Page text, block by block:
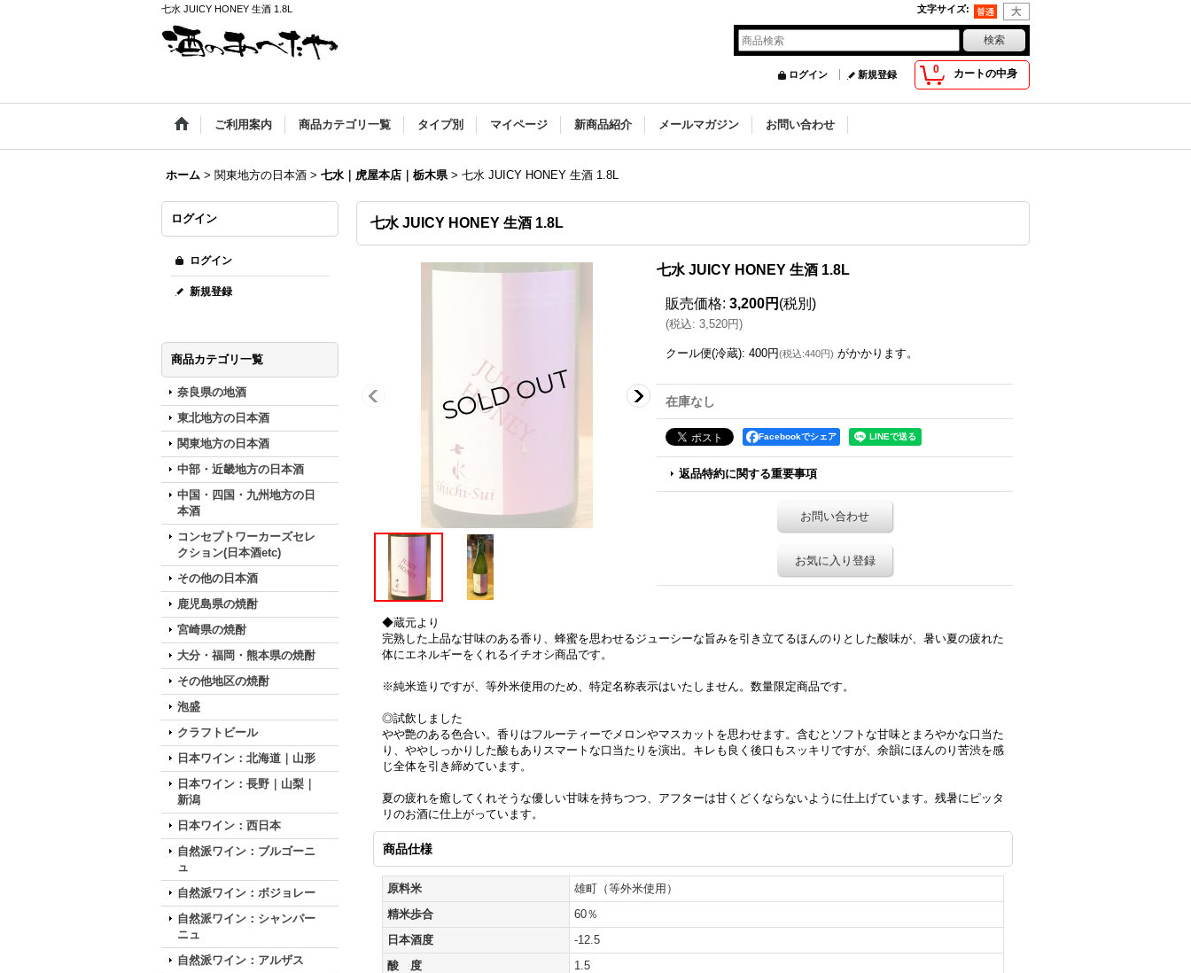
七水 JUICY HONEY 生酒 1.8L 文字サイズ:
0 カートの中身
ログイン 新規登録
ご利用案内 商品カテゴリ一覧 タイプ別 マイページ 新商品紹介 メールマガジン お問い合わせ
ホーム > 関東地方の日本酒 > 七水｜虎屋本店｜栃木県 > 七水 JUICY HONEY 生酒 1.8L
ログイン
ログイン
新規登録
商品カテゴリ一覧
奈良県の地酒
東北地方の日本酒
関東地方の日本酒
中部・近畿地方の日本酒
中国・四国・九州地方の日
本酒
コンセプトワーカーズセレ
クション(日本酒etc)
その他の日本酒
鹿児島県の焼酎
宮崎県の焼酎
大分・福岡・熊本県の焼酎
その他地区の焼酎
泡盛
クラフトビール
日本ワイン：北海道｜山形
日本ワイン：長野｜山梨｜
新潟
日本ワイン：西日本
自然派ワイン：ブルゴーニ
ュ
自然派ワイン：ボジョレー
自然派ワイン：シャンパー
ニュ
自然派ワイン：アルザス
七水 JUICY HONEY 生酒 1.8L
七水 JUICY HONEY 生酒 1.8L
販売価格: 3,200円 (税別)
(税込: 3,520円)
クール便(冷蔵): 400円(税込:440円) がかかります。
在庫なし
Facebookでシェア
返品特約に関する重要事項
お問い合わせ
お気に入り登録
◆蔵元より
完熟した上品な甘味のある香り、蜂蜜を思わせるジューシーな旨みを引き立てるほんのりとした酸味が、暑い夏の疲れた
体にエネルギーをくれるイチオシ商品です。
※純米造りですが、等外米使用のため、特定名称表示はいたしません。数量限定商品です。
◎試飲しました
やや艶のある色合い。香りはフルーティーでメロンやマスカットを思わせます。含むとソフトな甘味とまろやかな口当た
り、ややしっかりした酸もありスマートな口当たりを演出。キレも良く後口もスッキリですが、余韻にほんのり苦渋を感
じ全体を引き締めています。
夏の疲れを癒してくれそうな優しい甘味を持ちつつ、アフターは甘くどくならないように仕上げています。残暑にピッタ
リのお酒に仕上がっています。
商品仕様
原料米
雄町（等外米使用）
精米歩合
60％
日本酒度
-12.5
酸 度
1.5